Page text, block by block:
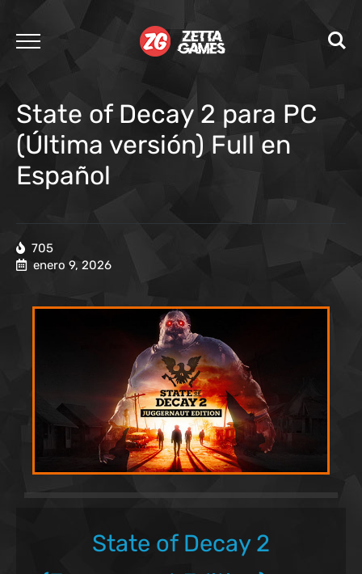
State of Decay 2 para PC
(Última versión) Full en
Español
705
enero 9, 2026
State of Decay 2